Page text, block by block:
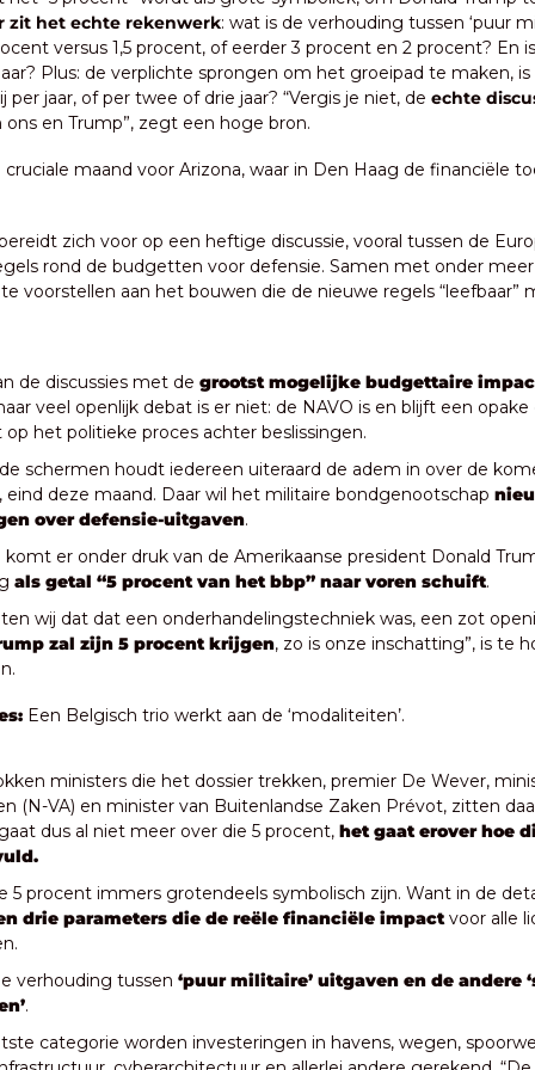
zit het echte rekenwerk: wat is de verhouding tussen ‘puur
versus 1,5 procent, of eerder 3 procent en 2 procent? En
Plus: de verplichte sprongen om het groeipad te maken,
jaar, of per twee of drie jaar? “Vergis je niet, de echte
ons en Trump”, zegt een hoge bron.
maand voor Arizona, waar in Den Haag de financiële
zich voor op een heftige discussie, vooral tussen de
rond de budgetten voor defensie. Samen met onder
voorstellen aan het bouwen die de nieuwe regels “leefbaar”
de discussies met de grootst mogelijke budgettaire
veel openlijk debat is er niet: de NAVO is en blijft een opake
het politieke proces achter beslissingen.
schermen houdt iedereen uiteraard de adem in over de
eind deze maand. Daar wil het militaire bondgenootschap
over defensie-uitgaven.
komt er onder druk van de Amerikaanse president Donald
als getal “5 procent van het bbp” naar voren schuift.
wij dat dat een onderhandelingstechniek was, een zot
zal zijn 5 procent krijgen, zo is onze inschatting”, is te
Een Belgisch trio werkt aan de ‘modaliteiten’.
ministers die het dossier trekken, premier De Wever,
(N-VA) en minister van Buitenlandse Zaken Prévot, zitten
dus al niet meer over die 5 procent, het gaat erover hoe
5 procent immers grotendeels symbolisch zijn. Want in de
drie parameters die de reële financiële impact voor alle
verhouding tussen ‘puur militaire’ uitgaven en de andere
.
categorie worden investeringen in havens, wegen,